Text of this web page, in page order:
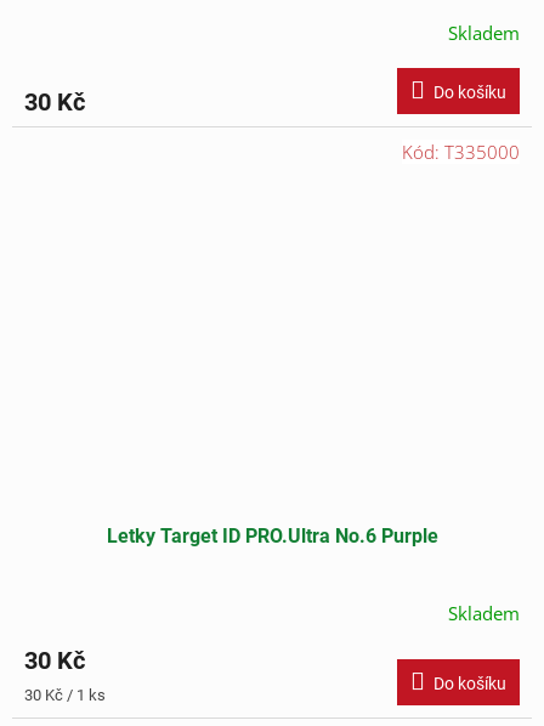
Skladem
30 Kč Do košíku
Letky Target ID PRO.Ultra No.6 Purple
Skladem
30 Kč
Měrná
cena:
30 Kč / 1 ks
Do košíku
Kód: T335000